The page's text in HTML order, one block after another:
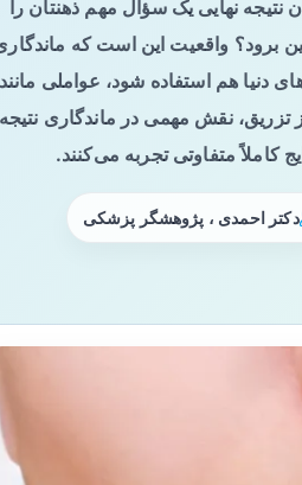
نتیجه نهایی یک سؤال مهم ذهنتان را
برود؟ واقعیت این است که
دنیا هم استفاده شود، عواملی مانند
تزریق، نقش مهمی در ماندگاری نتیجه
کاملاً متفاوتی تجربه می‌کنند.
دکتر احمدی ، پژوهشگر پزشکی